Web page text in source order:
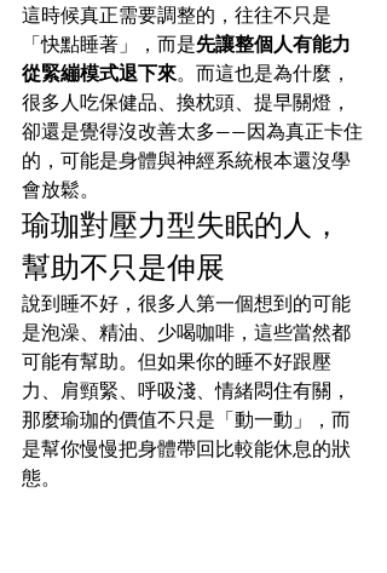
這時候真正需要調整的，往往不只是
「快點睡著」，而是先讓整個人有能力
從緊繃模式退下來。而這也是為什麼，
很多人吃保健品、換枕頭、提早關燈，
卻還是覺得沒改善太多——因為真正卡住
的，可能是身體與神經系統根本還沒學
會放鬆。
瑜珈對壓力型失眠的人，
幫助不只是伸展
說到睡不好，很多人第一個想到的可能
是泡澡、精油、少喝咖啡，這些當然都
可能有幫助。但如果你的睡不好跟壓
力、肩頸緊、呼吸淺、情緒悶住有關，
那麼瑜珈的價值不只是「動一動」，而
是幫你慢慢把身體帶回比較能休息的狀
態。